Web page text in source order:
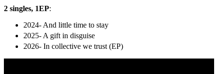
2 singles, 1EP:
2024- And little time to stay
2025- A gift in disguise
2026- In collective we trust (EP)